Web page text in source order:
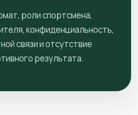
роли спортсмена,
конфиденциальность,
связи и отсутствие
результата.